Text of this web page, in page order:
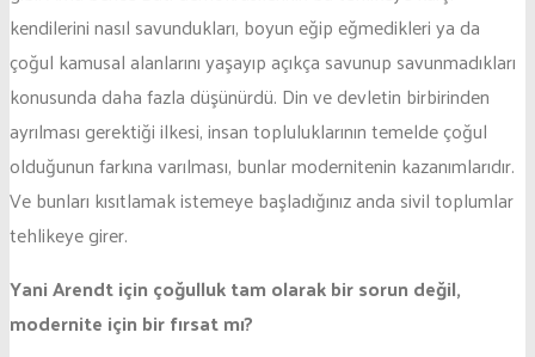
kendilerini nasıl savundukları, boyun eğip eğmedikleri ya da
çoğul kamusal alanlarını yaşayıp açıkça savunup savunmadıkları
konusunda daha fazla düşünürdü. Din ve devletin birbirinden
ayrılması gerektiği ilkesi, insan topluluklarının temelde çoğul
olduğunun farkına varılması, bunlar modernitenin kazanımlarıdır.
Ve bunları kısıtlamak istemeye başladığınız anda sivil toplumlar
tehlikeye girer.
Yani Arendt için çoğulluk tam olarak bir sorun değil,
modernite için bir fırsat mı?